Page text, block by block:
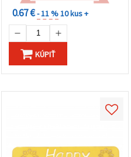
0.67 €- 11 %10 kus +
KÚPIŤ